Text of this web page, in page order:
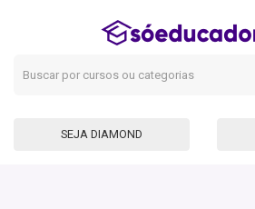
SEJA DIAMOND